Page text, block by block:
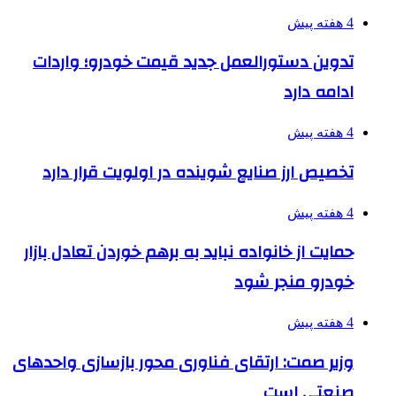
4 هفته پیش
تدوین دستورالعمل جدید قیمت خودرو؛ واردات
ادامه دارد
4 هفته پیش
تخصیص ارز صنایع شوینده در اولویت قرار دارد
4 هفته پیش
حمایت از خانواده نباید به برهم خوردن تعادل بازار
خودرو منجر شود
4 هفته پیش
وزیر صمت: ارتقای فناوری محور بازسازی واحدهای